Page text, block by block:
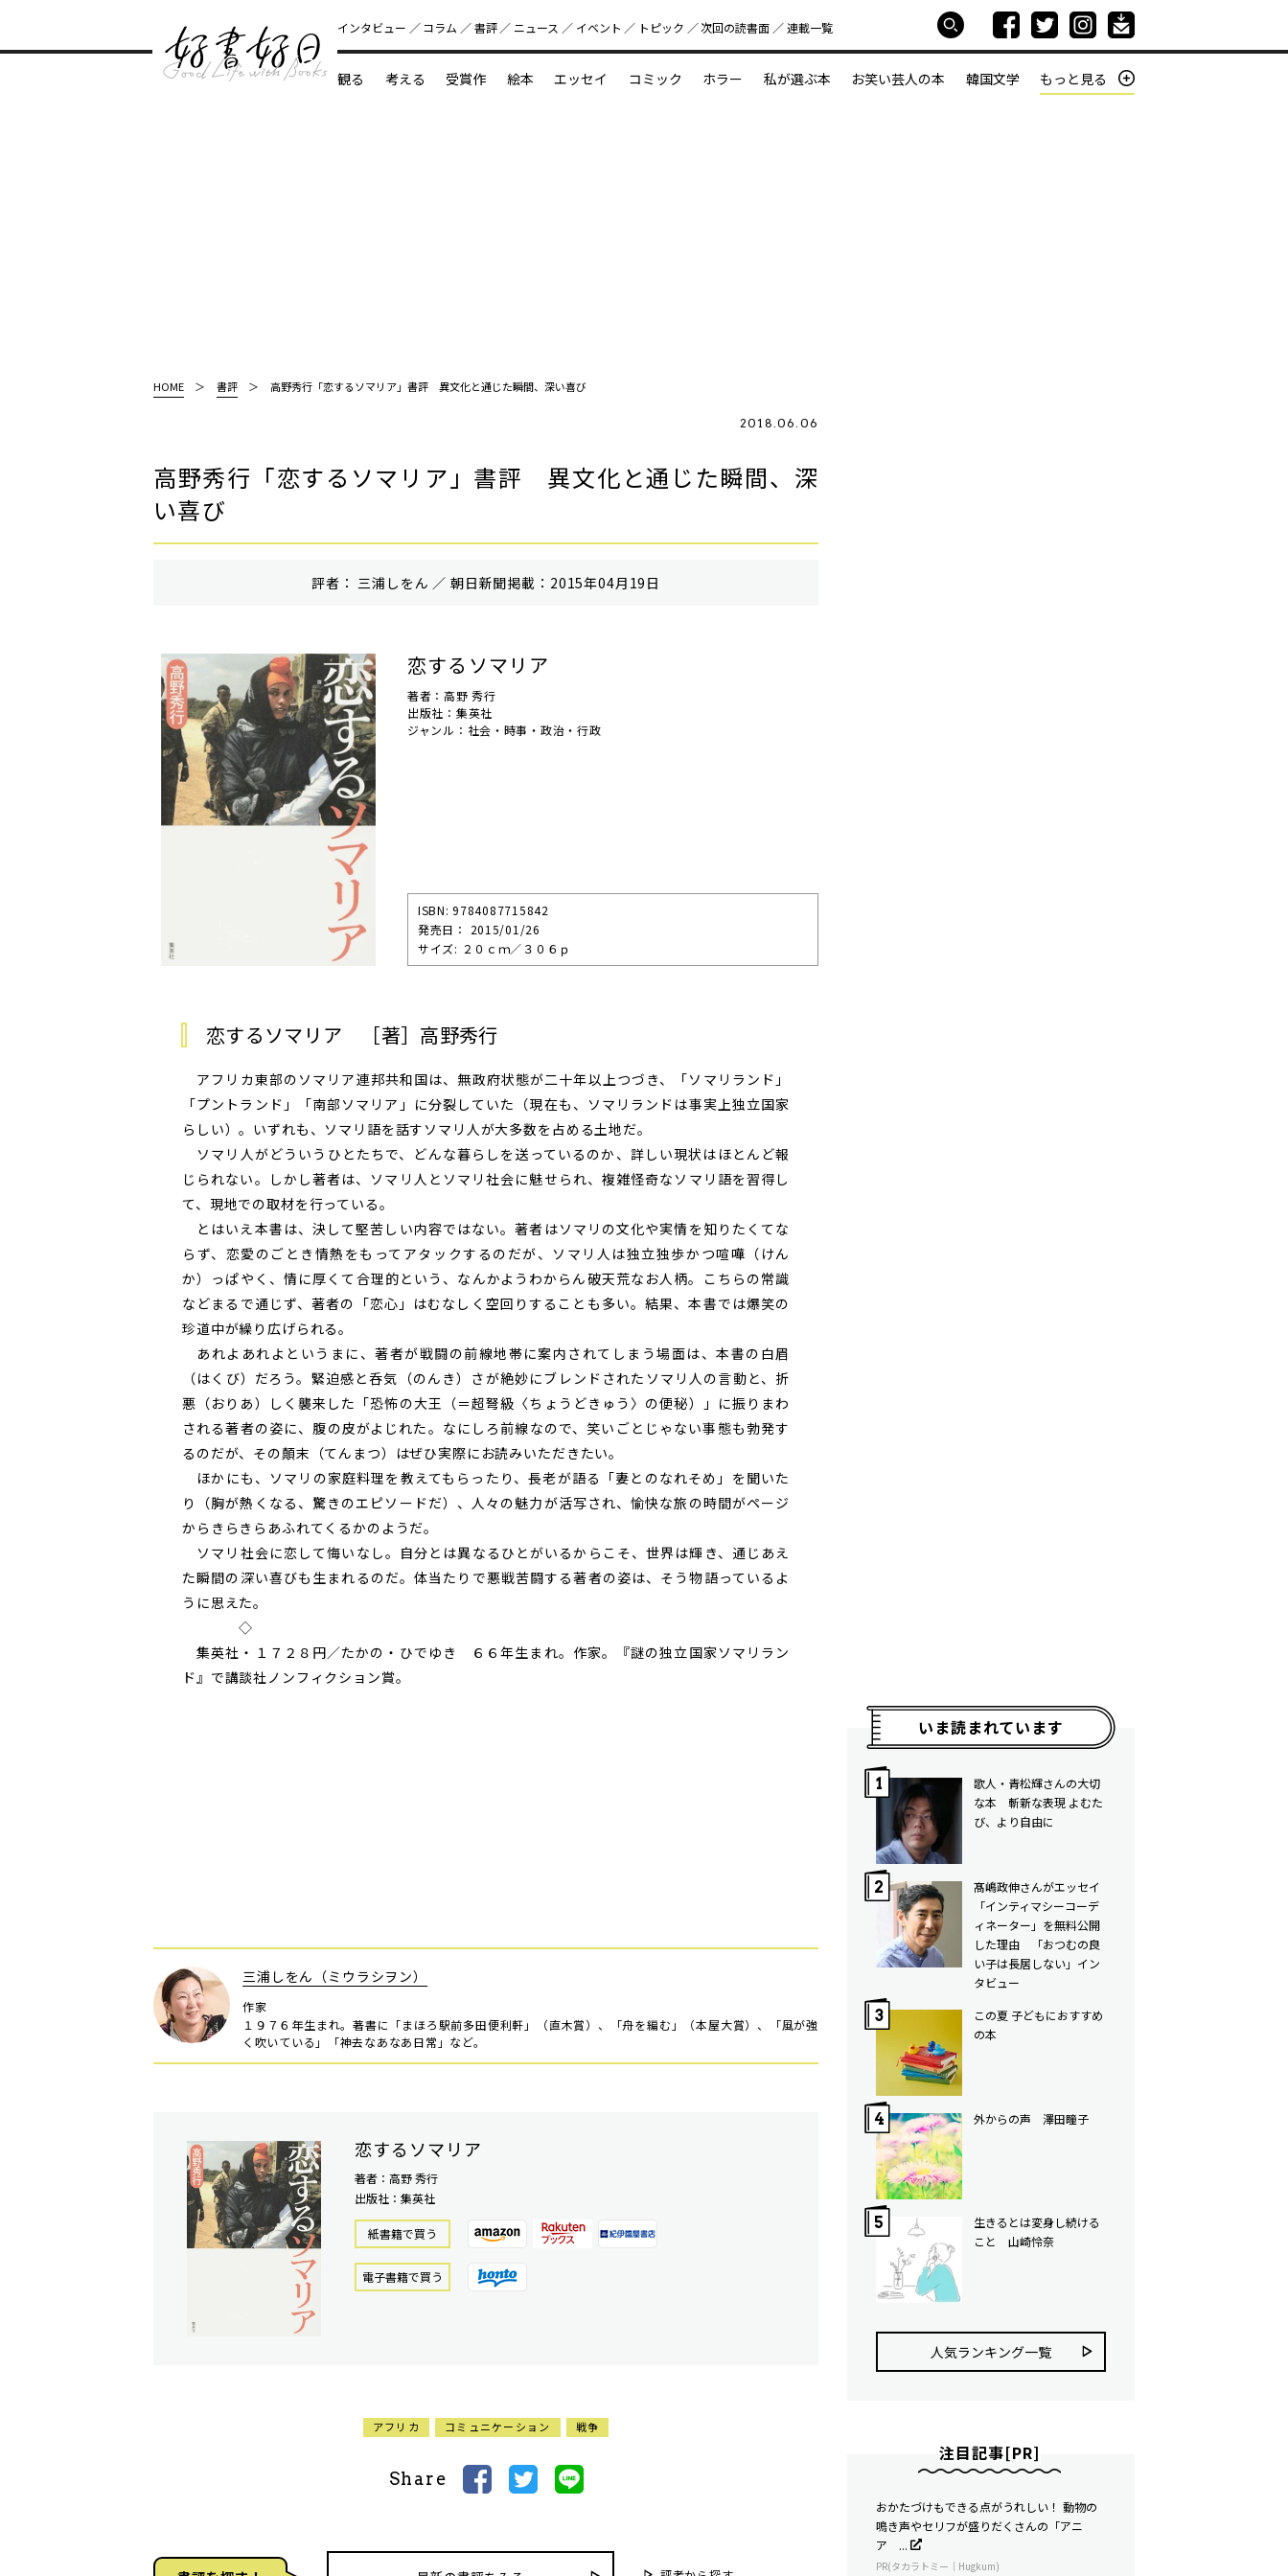
好書好日
インタビュー コラム 書評 ニュース イベント トピック 次回の読書⾯ 連載一覧
観る 考える 受賞作 絵本 エッセイ コミック ホラー 私が選ぶ本 お笑い芸人の本 韓国文学 もっと見る
HOME 書評 高野秀行「恋するソマリア」書評 異文化と通じた瞬間、深い喜び
2018.06.06
高野秀行「恋するソマリア」書評 異文化と通じた瞬間、深
い喜び
評者： 三浦しをん ／ 朝⽇新聞掲載：2015年04月19日
恋するソマリア
著者：高野 秀行
出版社：集英社
ジャンル：社会・時事・政治・行政
ISBN: 9784087715842
発売⽇： 2015/01/26
サイズ: ２０ｃｍ／３０６ｐ
恋するソマリア ［著］高野秀行
アフリカ東部のソマリア連邦共和国は、無政府状態が二十年以上つづき、「ソマリランド」
「プントランド」「南部ソマリア」に分裂していた（現在も、ソマリランドは事実上独立国家
らしい）。いずれも、ソマリ語を話すソマリ人が大多数を占める土地だ。
ソマリ人がどういうひとたちで、どんな暮らしを送っているのか、詳しい現状はほとんど報
じられない。しかし著者は、ソマリ人とソマリ社会に魅せられ、複雑怪奇なソマリ語を習得し
て、現地での取材を行っている。
とはいえ本書は、決して堅苦しい内容ではない。著者はソマリの文化や実情を知りたくてな
らず、恋愛のごとき情熱をもってアタックするのだが、ソマリ人は独立独歩かつ喧嘩（けん
か）っぱやく、情に厚くて合理的という、なんかようわからん破天荒なお人柄。こちらの常識
などまるで通じず、著者の「恋心」はむなしく空回りすることも多い。結果、本書では爆笑の
珍道中が繰り広げられる。
あれよあれよというまに、著者が戦闘の前線地帯に案内されてしまう場面は、本書の白眉
（はくび）だろう。緊迫感と呑気（のんき）さが絶妙にブレンドされたソマリ人の言動と、折
悪（おりあ）しく襲来した「恐怖の大王（＝超弩級〈ちょうどきゅう〉の便秘）」に振りまわ
される著者の姿に、腹の皮がよじれた。なにしろ前線なので、笑いごとじゃない事態も勃発す
るのだが、その顛末（てんまつ）はぜひ実際にお読みいただきたい。
ほかにも、ソマリの家庭料理を教えてもらったり、長老が語る「妻とのなれそめ」を聞いた
り（胸が熱くなる、驚きのエピソードだ）、人々の魅力が活写され、愉快な旅の時間がページ
からきらきらあふれてくるかのようだ。
ソマリ社会に恋して悔いなし。自分とは異なるひとがいるからこそ、世界は輝き、通じあえ
た瞬間の深い喜びも生まれるのだ。体当たりで悪戦苦闘する著者の姿は、そう物語っているよ
うに思えた。
◇
集英社・１７２８円／たかの・ひでゆき ６６年生まれ。作家。『謎の独立国家ソマリラン
ド』で講談社ノンフィクション賞。
三浦しをん（ミウラシヲン）
作家
１９７６年生まれ。著書に「まほろ駅前多田便利軒」（直木賞）、「舟を編む」（本屋大賞）、「風が強
く吹いている」「神去なあなあ日常」など。
恋するソマリア
著者：高野 秀行
出版社：集英社
紙書籍で買う
電⼦書籍で買う
アフリカ コミュニケーション 戦争
Share
いま読まれています
歌人・青松輝さんの大切
な本 斬新な表現 よむた
び、より自由に
髙嶋政伸さんがエッセイ
「インティマシーコーデ
ィネーター」を無料公開
した理由 「おつむの良
い子は長居しない」イン
タビュー
この夏 子どもにおすすめ
の本
外からの声 澤田瞳子
生きるとは変身し続ける
こと 山崎怜奈
人気ランキング⼀覧
注目記事[PR]
おかたづけもできる点がうれしい！ 動物の
鳴き声やセリフが盛りだくさんの「アニ
ア ...
PR(タカラトミー｜Hugkum)